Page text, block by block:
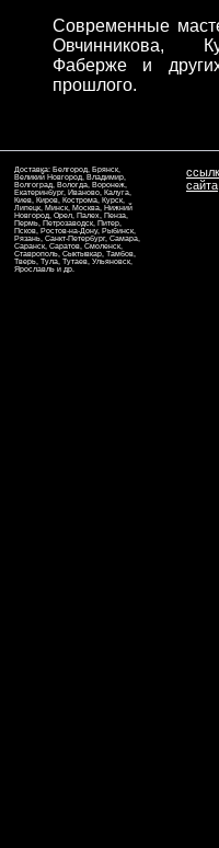
Современные
Овчинникова,
Фаберже и
прошлого.
Доставка: Белгород, Брянск,
Великий Новгород, Владимир,
Волгоград, Вологда, Воронеж,
Екатеринбург, Иваново, Калуга,
Киев, Киров, Кострома, Курск,
Липецк, Минск, Москва, Нижний
Новгород, Орел, Палех, Пенза,
Пермь, Петрозаводск, Питер,
Псков, Ростов-на-Дону, Рыбинск,
Рязань, Санкт-Петербург, Самара,
Саранск, Саратов, Смоленск,
Ставрополь, Сыктывкар, Тамбов,
Тверь, Тула, Тутаев, Ульяновск,
Ярославль и др.
сайта